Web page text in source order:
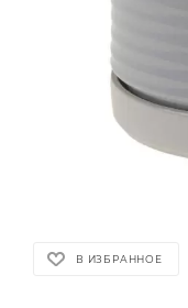
В ИЗБРАННОЕ